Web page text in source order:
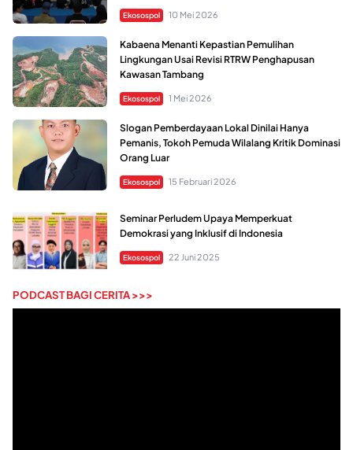
Ekosospol 10 Mei 2026
Kabaena Menanti Kepastian Pemulihan
Lingkungan Usai Revisi RTRW Penghapusan
Kawasan Tambang
Ekosospol 1 Mei 2026
Slogan Pemberdayaan Lokal Dinilai Hanya
Pemanis, Tokoh Pemuda Wilalang Kritik Dominasi
Orang Luar
Ekosospol 15 Februari 2026
Seminar Perludem Upaya Memperkuat
Demokrasi yang Inklusif di Indonesia
Ekosospol 22 Juni 2025
PODCAST BAGI CERITA >>>